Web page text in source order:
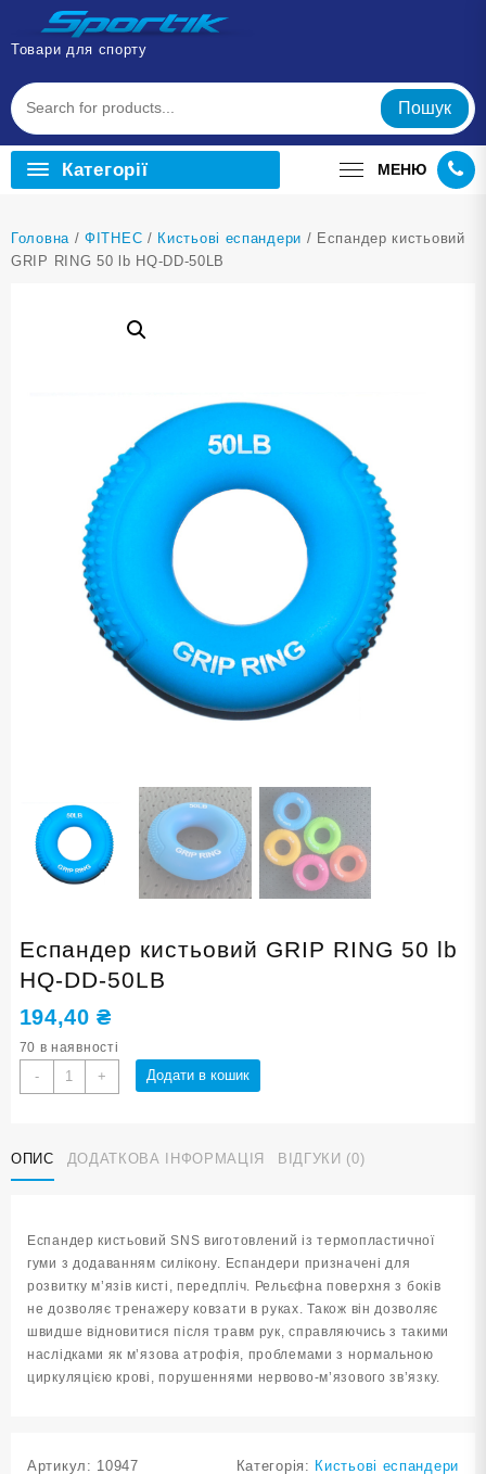
Перейти
вмісту
Товари для спорту
Пошук
Категорії МЕНЮ
Головна /ФІТНЕС / Кистьові еспандери / Еспандер кистьовий
GRIP RING 50 lb HQ-DD-50LB
Еспандер кистьовий GRIP RING 50 lb
HQ-DD-50LB
194,40₴
70 в наявності
-
Еспандер
кистьовий
50
lb
+ Додати в кошик
ОПИС ДОДАТКОВА ІНФОРМАЦІЯ ВІДГУКИ (0)
Еспандер кистьовий SNS виготовлений із термопластичної
гуми з додаванням силікону. Еспандери призначені для
розвитку м’язів кисті, передпліч. Рельєфна поверхня з боків
не дозволяє тренажеру ковзати в руках. Також він дозволяє
швидше відновитися після травм рук, справляючись з такими
наслідками як м’язова атрофія, проблемами з нормальною
циркуляцією крові, порушеннями нервово-м’язового зв’язку.
Артикул: 10947 Категорія: Кистьові еспандери